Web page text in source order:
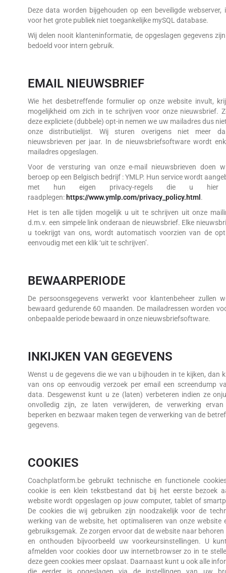
Deze data worden bijgehouden op een beveiligde webserver,
voor het grote publiek niet toegankelijke mySQL database.
Wij delen nooit klanteninformatie, de opgeslagen gegevens
bedoeld voor intern gebruik.
EMAIL NIEUWSBRIEF
Wie het desbetreffende formulier op onze website invult,
mogelijkheid om zich in te schrijven voor onze nieuwsbrief.
deze expliciete (dubbele) opt-in nemen we uw mailadres dus
onze distributielijst. Wij sturen overigens niet meer
nieuwsbrieven per jaar. In de nieuwsbriefsoftware wordt
mailadres opgeslagen.
Voor de versturing van onze e-mail nieuwsbrieven doen
beroep op een Belgisch bedrijf : YMLP. Hun service wordt
met hun eigen privacy-regels die u hier
raadplegen: https://www.ymlp.com/privacy_policy.html .
Het is ten alle tijden mogelijk u uit te schrijven uit onze
d.m.v. een simpele link onderaan de nieuwsbrief. Elke
u toekrijgt van ons, wordt automatisch voorzien van de
eenvoudig met een klik ‘uit te schrijven’.
BEWAARPERIODE
De persoonsgegevens verwerkt voor klantenbeheer zullen
bewaard gedurende 60 maanden. De mailadressen worden
onbepaalde periode bewaard in onze nieuwsbriefsoftware.
INKIJKEN VAN GEGEVENS
Wenst u de gegevens die we van u bijhouden in te kijken, dan
van ons op eenvoudig verzoek per email een screendump
data. Desgewenst kunt u ze (laten) verbeteren indien ze
onvolledig zijn, ze laten verwijderen, de verwerking
beperken en bezwaar maken tegen de verwerking van de
gegevens.
COOKIES
Coachplatform.be gebruikt technische en functionele
cookie is een klein tekstbestand dat bij het eerste bezoek
website wordt opgeslagen op jouw computer, tablet of
De cookies die wij gebruiken zijn noodzakelijk voor de
werking van de website, het optimaliseren van onze website
gebruiksgemak. Ze zorgen ervoor dat de website naar
en onthouden bijvoorbeeld uw voorkeursinstellingen. U
afmelden voor cookies door uw internetbrowser zo in te
deze geen cookies meer opslaat. Daarnaast kunt u ook alle